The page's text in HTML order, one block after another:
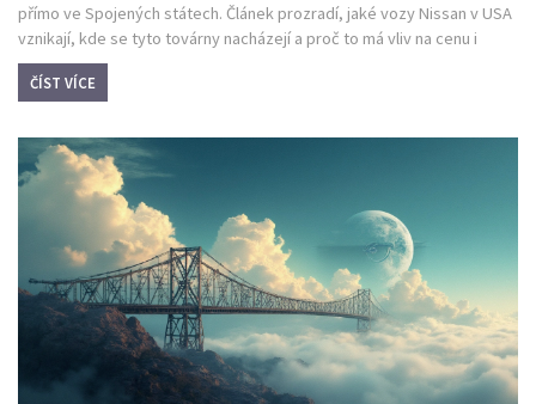
přímo ve Spojených státech. Článek prozradí, jaké vozy Nissan v USA
vznikají, kde se tyto továrny nacházejí a proč to má vliv na cenu i
servis. Přidám i tipy, jak poznat americký model od dovozu. Pokud
vás zajímají zákulisní detaily výroby nebo hledáte nové auto,
ČÍST VÍCE